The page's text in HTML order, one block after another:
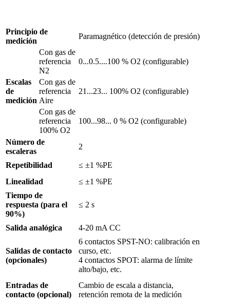
Principio de
medición
Paramagnético (detección de presión)
Escalas
de
medición
Con gas de
referencia
N2
0...0.5....100 % O2 (configurable)
Con gas de
referencia
Aire
21...23... 100% O2 (configurable)
Con gas de
referencia
100% O2
100...98... 0 % O2 (configurable)
Número de
escaleras
2
Repetibilidad
≤ ±1 %PE
Linealidad
≤ ±1 %PE
Tiempo de
respuesta (para el
90%)
≤ 2 s
Salida analógica 4-20 mA CC
Salidas de contacto
(opcionales)
6 contactos SPST-NO: calibración en
curso, etc.
4 contactos SPOT: alarma de límite
alto/bajo, etc.
Entradas de
contacto (opcional)
Cambio de escala a distancia,
retención remota de la medición